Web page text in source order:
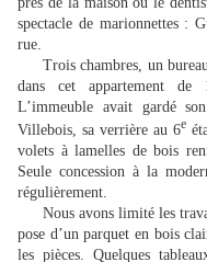
spectacle de marionnettes :
rue.
Trois chambres, un
dans cet appartement de
L’immeuble avait gardé
Villebois, sa verrière au 6e
volets à lamelles de bois
Seule concession à la
régulièrement.
Nous avons limité les
pose d’un parquet en bois
les pièces. Quelques